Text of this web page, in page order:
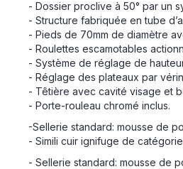
- Dossier proclive à 50° par un
- Structure fabriquée en tube
- Pieds de 70mm de diamètre
- Roulettes escamotables
- Système de réglage de
- Réglage des plateaux par
- Têtière avec cavité visage et
- Porte-rouleau chromé inclus.
-Sellerie standard: mousse de
- Simili cuir ignifuge de
- Sellerie standard: mousse de